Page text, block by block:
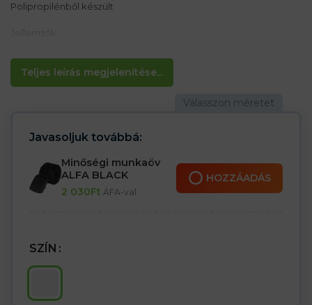
Teljes leírás megjelenítése...
Polipropilénből készült
– Mérete 13×32 cm
– 100 db egy csomagban
Javasoljuk továbbá:
Minőségi munkaöv
ALFA BLACK
2 030Ft ÁFA-val
HOZZÁADÁS
SZÍN